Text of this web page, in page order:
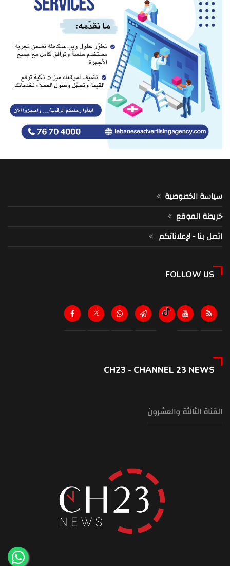
سياسة الخصوصية
خريطة الموقع
اتصل بنا - لإعلاناتكم
FOLLOW US
CH23 - CHANNEL 23 NEWS
القناة الثالثة والعشرون